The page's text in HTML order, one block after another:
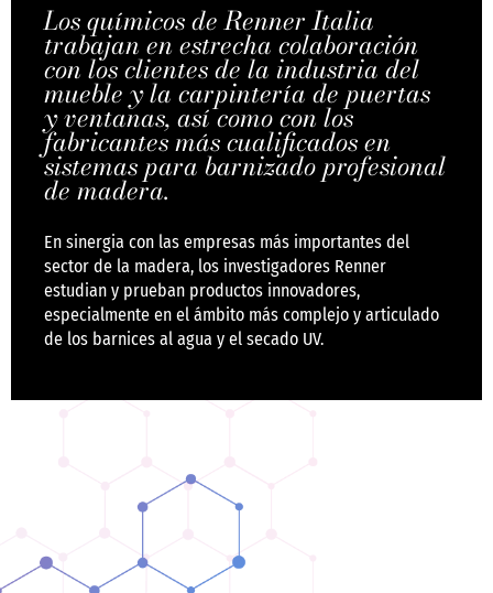
Los químicos de Renner Italia
trabajan en estrecha colaboración
con los clientes de la industria del
mueble y la carpintería de puertas
y ventanas, así como con los
fabricantes más cualificados en
sistemas para barnizado profesional
de madera.
En sinergia con las empresas más importantes del
sector de la madera, los investigadores Renner
estudian y prueban productos innovadores,
especialmente en el ámbito más complejo y articulado
de los barnices al agua y el secado UV.